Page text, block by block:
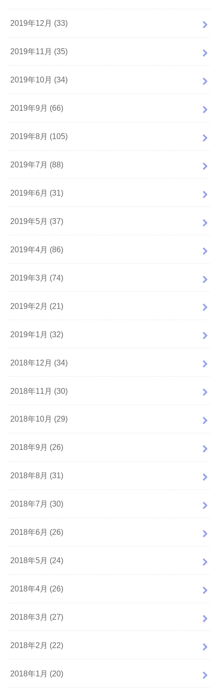
2019年12月 (33)
2019年11月 (35)
2019年10月 (34)
2019年9月 (66)
2019年8月 (105)
2019年7月 (88)
2019年6月 (31)
2019年5月 (37)
2019年4月 (86)
2019年3月 (74)
2019年2月 (21)
2019年1月 (32)
2018年12月 (34)
2018年11月 (30)
2018年10月 (29)
2018年9月 (26)
2018年8月 (31)
2018年7月 (30)
2018年6月 (26)
2018年5月 (24)
2018年4月 (26)
2018年3月 (27)
2018年2月 (22)
2018年1月 (20)